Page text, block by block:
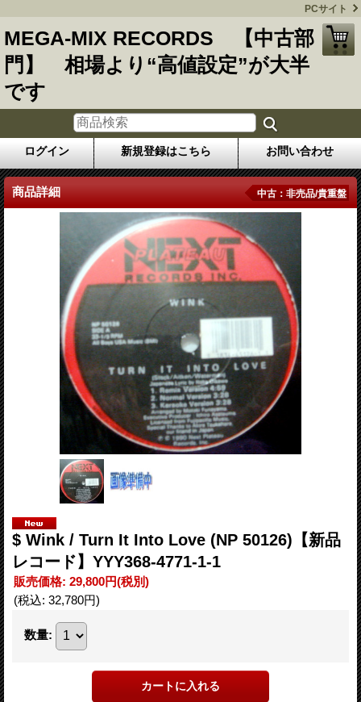
PCサイト
MEGA-MIX RECORDS 【中古部
門】 相場より“高値設定”が大半
です
ログイン 新規登録はこちら お問い合わせ
商品詳細 中古：非売品/貴重盤
$ Wink / Turn It Into Love (NP 50126)【新品
レコード】YYY368-4771-1-1
販売価格: 29,800円(税別)
(税込: 32,780円)
数量: